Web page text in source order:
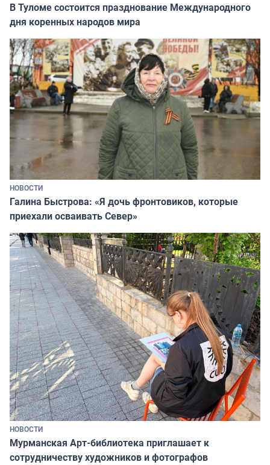
В Туломе состоится празднование Международного
дня коренных народов мира
НОВОСТИ
Галина Быстрова: «Я дочь фронтовиков, которые
приехали осваивать Север»
НОВОСТИ
Мурманская Арт-библиотека приглашает к
сотрудничеству художников и фотографов